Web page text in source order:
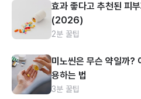
효과 좋다고 추천된 피
(2026)
2분 꿀팁
미노씬은 무슨 약일까?
용하는 법
3분 꿀팁